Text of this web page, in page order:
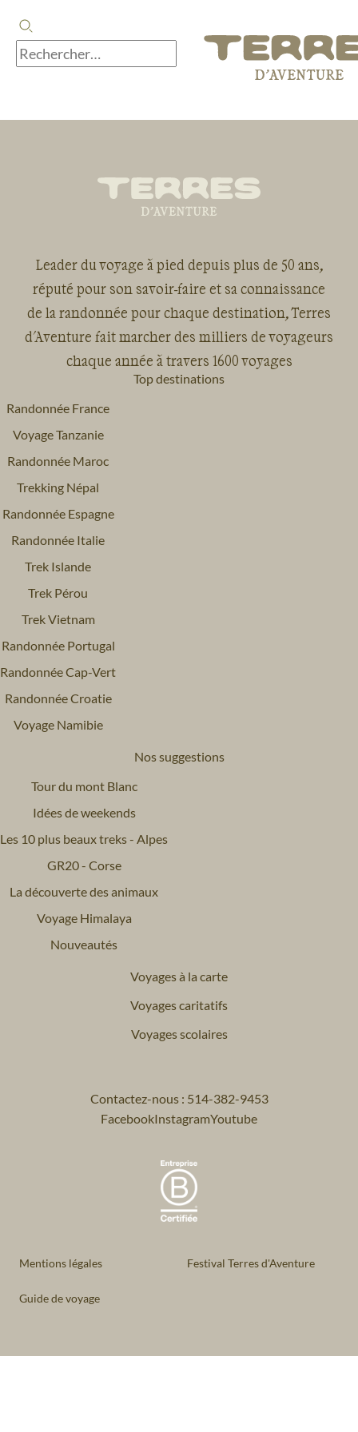
Leader du voyage à pied depuis plus de 50 ans,
réputé pour son savoir-faire et sa connaissance
de la randonnée pour chaque destination, Terres
d'Aventure fait marcher des milliers de voyageurs
chaque année à travers 1600 voyages
Top destinations
Randonnée France
Voyage Tanzanie
Randonnée Maroc
Trekking Népal
Randonnée Espagne
Randonnée Italie
Trek Islande
Trek Pérou
Trek Vietnam
Randonnée Portugal
Randonnée Cap-Vert
Randonnée Croatie
Voyage Namibie
Nos suggestions
Tour du mont Blanc
Idées de weekends
Les 10 plus beaux treks - Alpes
GR20 - Corse
La découverte des animaux
Voyage Himalaya
Nouveautés
Voyages à la carte
Voyages caritatifs
Voyages scolaires
Contactez-nous : 514-382-9453
FacebookInstagramYoutube
Mentions légales Festival Terres d'Aventure
Guide de voyage